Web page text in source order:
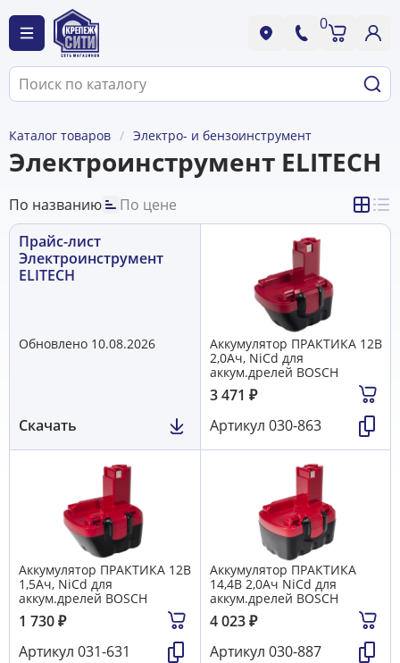
0
Каталог товаров Электро- и бензоинструмент
Электроинструмент ELITECH
По названию
По цене
Прайс-лист
Электроинструмент
ELITECH
Обновлено 10.08.2026
Скачать
Аккумулятор ПРАКТИКА 12B
2,0Aч, NiCd для
аккум.дрелей BOSCH
3 471 ₽
Артикул 030-863
Аккумулятор ПРАКТИКА 12В
1,5Ач, NiCd для
аккум.дрелей BOSCH
1 730₽
Артикул 031-631
Аккумулятор ПРАКТИКА
14,4B 2,0Aч NiCd для
аккум.дрелей BOSCH
4 023₽
Артикул 030-887